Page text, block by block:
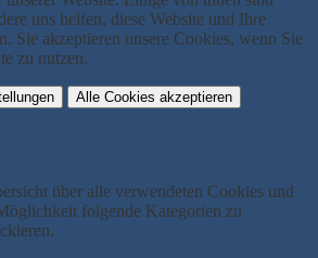
uns helfen, diese Website und Ihre
Sie akzeptieren unsere Cookies, wenn Sie
zu nutzen.
Alle Cookies akzeptieren
über alle verwendeten Cookies und
folgende Kategorien zu